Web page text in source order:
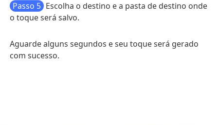
Passo 5 Escolha o destino e a pasta de destino onde
o toque será salvo.
Aguarde alguns segundos e seu toque será gerado
com sucesso.